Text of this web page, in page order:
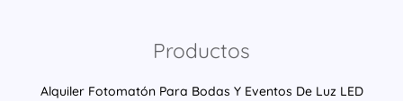
Productos
Alquiler Fotomatón Para Bodas Y Eventos De Luz LED